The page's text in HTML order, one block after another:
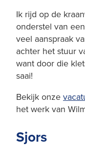
Ik rijd op de
onderstel van
veel aanspraak
achter het stuur
want door die
saai!
Bekijk onze
het werk van
Sjors